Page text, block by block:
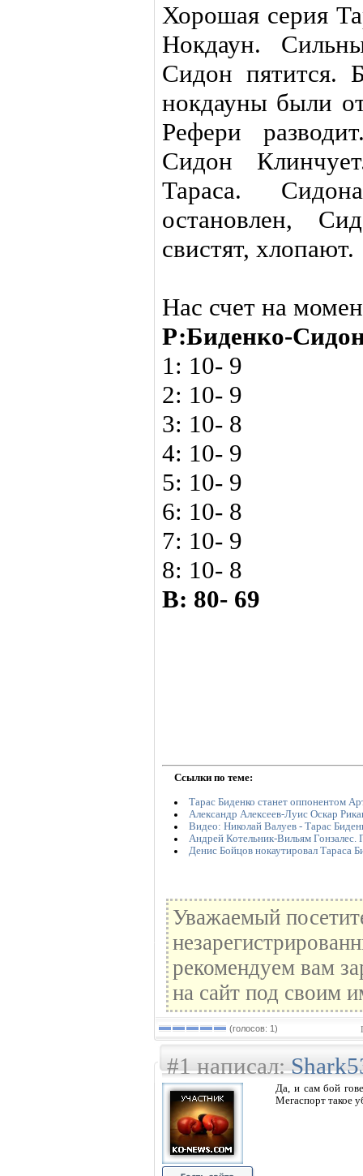
Хорошая серия
Нокдаун.
Сидон пятится.
нокдауны были
Рефери
Сидон
Тараса.
остановлен,
свистят, хлопают.
Нас счет на
Р:Биденко-
1: 10- 9
2: 10- 9
3: 10- 8
4: 10- 9
5: 10- 9
6: 10- 8
7: 10- 9
8: 10- 8
В: 80- 69
Ссылки по теме:
Тарас Биденко станет оппонентом
Александр Алексеев-Луис Оскар
Видео: Николай Валуев - Тарас
Андрей Котельник-Вильям Гонзалес.
Денис Бойцов нокаутировал Тараса
Уважаемый
рекомендуем вам
на сайт под своим
(голосов: 1)
#1 написал:
Да, и сам бой
Мегаспорт такое